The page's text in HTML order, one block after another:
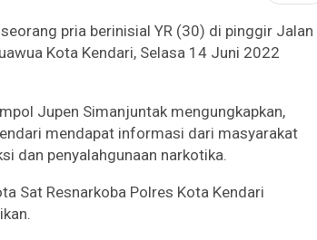
pria berinisial YR (30) di pinggir Jalan
Kota Kendari, Selasa 14 Juni 2022
Jupen Simanjuntak mengungkapkan,
mendapat informasi dari masyarakat
dan penyalahgunaan narkotika.
Sat Resnarkoba Polres Kota Kendari